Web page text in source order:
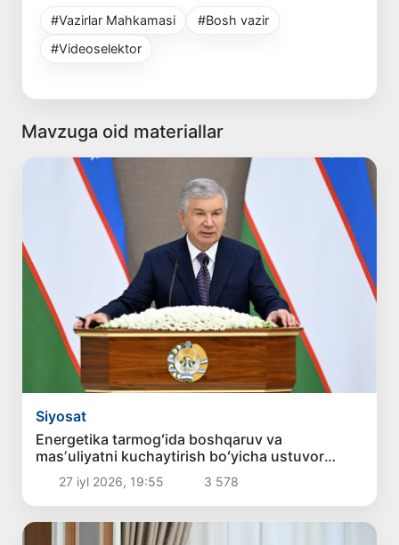
#Vazirlar Mahkamasi
#Bosh vazir
#Videoselektor
Mavzuga oid materiallar
Siyosat
Energetika tarmogʻida boshqaruv va
masʼuliyatni kuchaytirish boʻyicha ustuvor
vazifalar belgilandi
27 iyl 2026, 19:55 3 578